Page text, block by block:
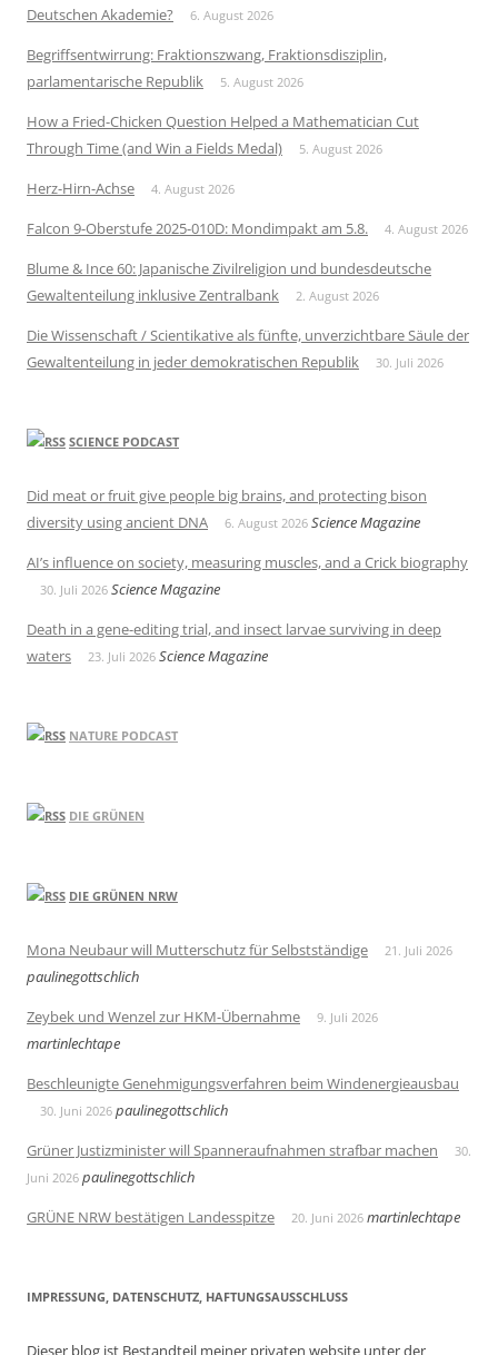
Deutschen Akademie?
6. August 2026
Begriffsentwirrung: Fraktionszwang, Fraktionsdisziplin,
parlamentarische Republik
5. August 2026
How a Fried-Chicken Question Helped a Mathematician Cut
Through Time (and Win a Fields Medal)
5. August 2026
Herz-Hirn-Achse 4. August 2026
Falcon 9-Oberstufe 2025-010D: Mondimpakt am 5.8. 4. August 2026
Blume & Ince 60: Japanische Zivilreligion und bundesdeutsche
Gewaltenteilung inklusive Zentralbank
2. August 2026
Die Wissenschaft / Scientikative als fünfte, unverzichtbare Säule der
Gewaltenteilung in jeder demokratischen Republik
30. Juli 2026
SCIENCE PODCAST
Did meat or fruit give people big brains, and protecting bison
diversity using ancient DNA
6. August 2026 Science Magazine
AI’s influence on society, measuring muscles, and a Crick biography
30. Juli 2026 Science Magazine
Death in a gene-editing trial, and insect larvae surviving in deep
waters
23. Juli 2026 Science Magazine
NATURE PODCAST
DIE GRÜNEN
DIE GRÜNEN NRW
Mona Neubaur will Mutterschutz für Selbstständige 21. Juli 2026
paulinegottschlich
Zeybek und Wenzel zur HKM-Übernahme
9. Juli 2026
martinlechtape
Beschleunigte Genehmigungsverfahren beim Windenergieausbau
30. Juni 2026 paulinegottschlich
Grüner Justizminister will Spanneraufnahmen strafbar machen
30.
Juni 2026 paulinegottschlich
GRÜNE NRW bestätigen Landesspitze
20. Juni 2026 martinlechtape
IMPRESSUNG, DATENSCHUTZ, HAFTUNGSAUSSCHLUSS
Dieser blog ist Bestandteil meiner privaten website unter der